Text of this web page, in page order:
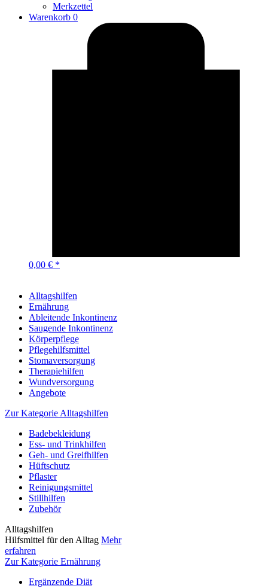
Merkzettel
Warenkorb 0
0,00 € *
Alltagshilfen
Ernährung
Ableitende Inkontinenz
Saugende Inkontinenz
Körperpflege
Pflegehilfsmittel
Stomaversorgung
Therapiehilfen
Wundversorgung
Angebote
Zur Kategorie Alltagshilfen
Badebekleidung
Ess- und Trinkhilfen
Geh- und Greifhilfen
Hüftschutz
Pflaster
Reinigungsmittel
Stillhilfen
Zubehör
Alltagshilfen
Hilfsmittel für den Alltag Mehr
erfahren
Zur Kategorie Ernährung
Ergänzende Diät